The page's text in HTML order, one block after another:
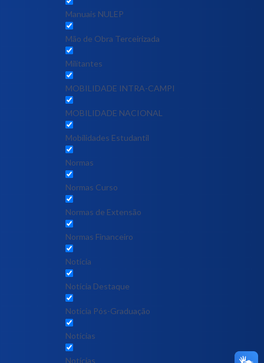
Manuais NULEP
Mão de Obra Terceirizada
Militantes
MOBILIDADE INTRA-CAMPI
MOBILIDADE NACIONAL
Mobilidades Estudantil
Normas
Normas Curso
Normas de Extensão
Normas Financeiro
Notícia
Notícia Destaque
Noticia Pós-Graduação
Notícias
Notícias